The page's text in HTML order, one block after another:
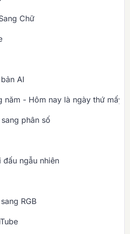
Chữ
AI
năm - Hôm nay là ngày thứ mấy
phân số
đấu ngẫu nhiên
RGB